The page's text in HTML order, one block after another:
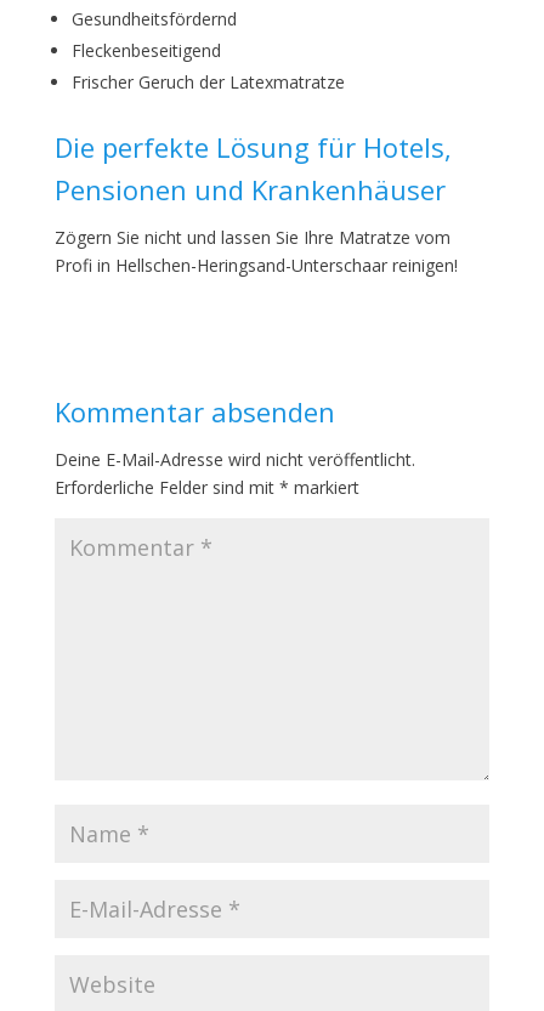
Gesundheitsfördernd
Fleckenbeseitigend
Frischer Geruch der Latexmatratze
Die perfekte Lösung für Hotels,
Pensionen und Krankenhäuser
Zögern Sie nicht und lassen Sie Ihre Matratze vom
Profi in Hellschen-Heringsand-Unterschaar reinigen!
Kommentar absenden
Deine E-Mail-Adresse wird nicht veröffentlicht.
Erforderliche Felder sind mit * markiert